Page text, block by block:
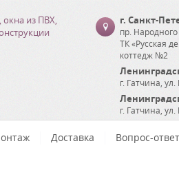
окна из ПВХ,
г. Санкт-
пр.
ТК «Русская
коттедж №2
г. Гатчина ул.
г. Гатчина ул.
Доставка Вопрос-ответ